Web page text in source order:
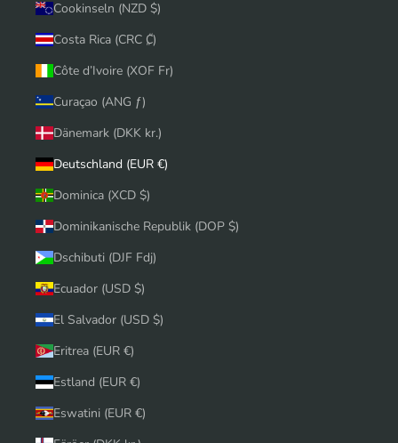
Cookinseln (NZD $)
Costa Rica (CRC ₡)
Côte d’Ivoire (XOF Fr)
Curaçao (ANG ƒ)
Dänemark (DKK kr.)
Deutschland (EUR €)
Dominica (XCD $)
Dominikanische Republik (DOP $)
Dschibuti (DJF Fdj)
Ecuador (USD $)
El Salvador (USD $)
Eritrea (EUR €)
Estland (EUR €)
Eswatini (EUR €)